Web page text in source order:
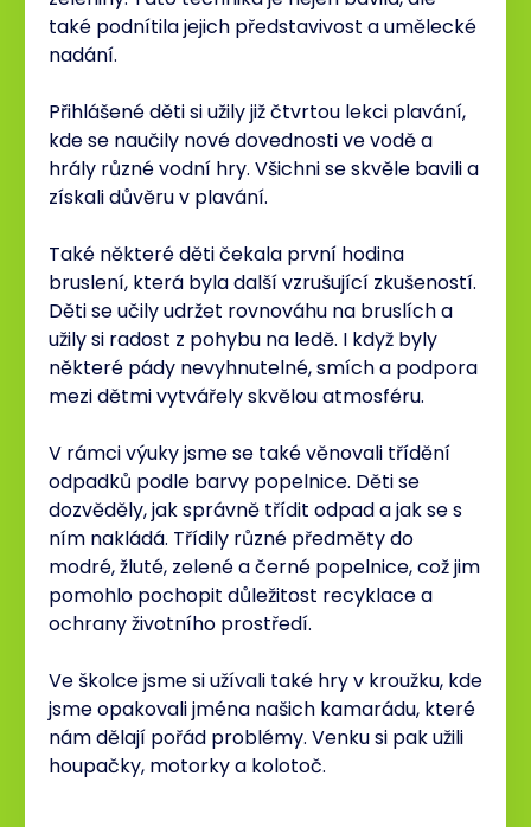
také podnítila jejich představivost a umělecké
nadání.
Přihlášené děti si užily již čtvrtou lekci plavání,
kde se naučily nové dovednosti ve vodě a
hrály různé vodní hry. Všichni se skvěle bavili a
získali důvěru v plavání.
Také některé děti čekala první hodina
bruslení, která byla další vzrušující zkušeností.
Děti se učily udržet rovnováhu na bruslích a
užily si radost z pohybu na ledě. I když byly
některé pády nevyhnutelné, smích a podpora
mezi dětmi vytvářely skvělou atmosféru.
V rámci výuky jsme se také věnovali třídění
odpadků podle barvy popelnice. Děti se
dozvěděly, jak správně třídit odpad a jak se s
ním nakládá. Třídily různé předměty do
modré, žluté, zelené a černé popelnice, což jim
pomohlo pochopit důležitost recyklace a
ochrany životního prostředí.
Ve školce jsme si užívali také hry v kroužku, kde
jsme opakovali jména našich kamarádu, které
nám dělají pořád problémy. Venku si pak užili
houpačky, motorky a kolotoč.